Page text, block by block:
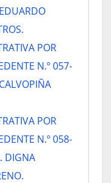
POR
N.º 057-
POR
N.º 058-
DIGNA